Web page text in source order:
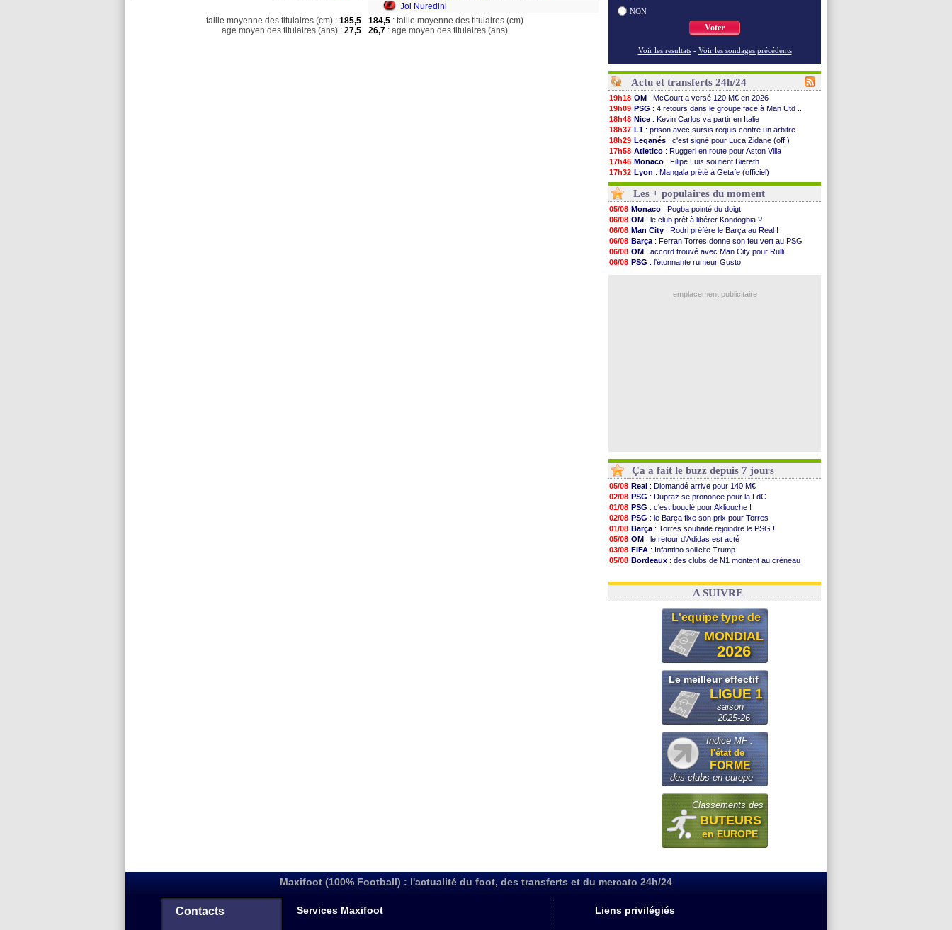
Joi Nuredini
taille moyenne des titulaires (cm) : 185,5
age moyen des titulaires (ans) : 27,5
184,5 : taille moyenne des titulaires (cm)
26,7 : age moyen des titulaires (ans)
NON
Voter
Voir les resultats - Voir les sondages précédents
Actu et transferts 24h/24
19h18 OM : McCourt a versé 120 M€ en 2026
19h09 PSG : 4 retours dans le groupe face à Man Utd ...
18h48 Nice : Kevin Carlos va partir en Italie
18h37 L1 : prison avec sursis requis contre un arbitre
18h29 Leganés : c'est signé pour Luca Zidane (off.)
17h58 Atletico : Ruggeri en route pour Aston Villa
17h46 Monaco : Filipe Luis soutient Biereth
17h32 Lyon : Mangala prêté à Getafe (officiel)
17h16 PSG: Nsoki va signer en Croatie
16h59
Arsenal: Naples vise Gabriel Jesus
16h37 Real: Mastantuono prêté à la Fiorentina (off.)
16h33
Man City : accord avec le Barça pour Rodri ?
16h27
Rennes: Haise a prolongé (officiel)
16h22
Palace: Tomiyasu a convaincu (officiel)
16h07
OM: B. Genesio - "ce n'est pas idéal"
15h46
TFC: Sion Oppong signe pour 4 ans (officiel)
15h41
PSG : Liverpool va proposer 115 M€ pour ...
: Filipe Luis veut remplacer Akliouche
Les + populaires du moment
05/08 Monaco : Pogba pointé du doigt
06/08 OM : le club prêt à libérer Kondogbia ?
06/08 Man City : Rodri préfère le Barça au Real !
06/08 Barça : Ferran Torres donne son feu vert au PSG
06/08 OM : accord trouvé avec Man City pour Rulli
06/08 PSG : l'étonnante rumeur Gusto
emplacement publicitaire
Ça a fait le buzz depuis 7 jours
05/08 Real : Diomandé arrive pour 140 M€ !
02/08 PSG : Dupraz se prononce pour la LdC
01/08 PSG : c'est bouclé pour Akliouche !
02/08 PSG : le Barça fixe son prix pour Torres
01/08 Barça : Torres souhaite rejoindre le PSG !
05/08 OM : le retour d'Adidas est acté
03/08 FIFA : Infantino sollicite Trump
05/08 Bordeaux : des clubs de N1 montent au créneau
03/08 Real: le démenti de Leipzig pour Diomandé
A SUIVRE
L'equipe type de
MONDIAL
2026
Le meilleur effectif
LIGUE 1
saison
2025-26
Indice MF :
l'état de
FORME
des clubs en europe
Classements des
BUTEURS
en EUROPE
Maxifoot (100% Football) : l'actualité du foot, des transferts et du mercato 24h/24
Contacts Services Maxifoot Liens privilégiés